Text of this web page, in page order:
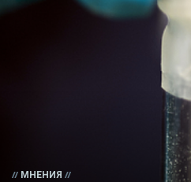
МНЕНИЯ